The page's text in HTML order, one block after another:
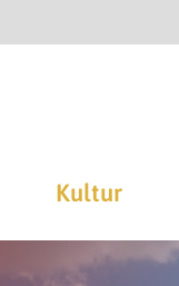
Kultur